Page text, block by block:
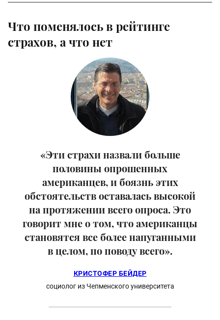
Что поменялось в рейтинге
страхов, а что нет
«Эти страхи назвали больше
половины опрошенных
американцев, и боязнь этих
обстоятельств оставалась высокой
на протяжении всего опроса. Это
говорит мне о том, что американцы
становятся все более напуганными
в целом, по поводу всего».
КРИСТОФЕР БЕЙДЕР
социолог из Чепменского университета